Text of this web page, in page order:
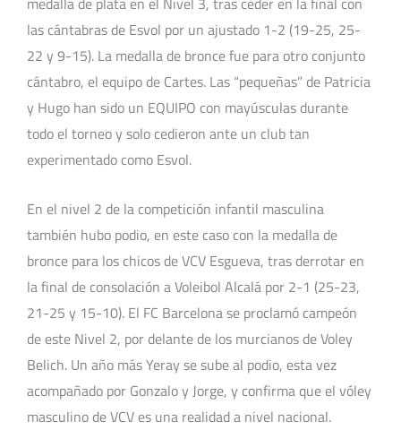
las cántabras de Esvol por un ajustado 1-2 (19-25, 25-
22 y 9-15). La medalla de bronce fue para otro conjunto
cántabro, el equipo de Cartes. Las “pequeñas” de Patricia
y Hugo han sido un EQUIPO con mayúsculas durante
todo el torneo y solo cedieron ante un club tan
experimentado como Esvol.
En el nivel 2 de la competición infantil masculina
también hubo podio, en este caso con la medalla de
bronce para los chicos de VCV Esgueva, tras derrotar en
la final de consolación a Voleibol Alcalá por 2-1 (25-23,
21-25 y 15-10). El FC Barcelona se proclamó campeón
de este Nivel 2, por delante de los murcianos de Voley
Belich. Un año más Yeray se sube al podio, esta vez
acompañado por Gonzalo y Jorge, y confirma que el vóley
masculino de VCV es una realidad a nivel nacional.